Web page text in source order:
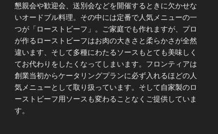
懇親会や歓迎会、送別会などを開催するときに欠かせな
いオードブル料理。その中には定番で人気メニューの一
つが「ローストビーフ」。ご家庭でも作れますが、プロ
が作るローストビーフはお肉の大きさと柔らかさが全然
違います、そして多種にわたるソースもとても美味しく
てお代わりをしたくなってしまいます。フロンティアは
創業当初からケータリングプランに必ず入れるほどの人
気メニューとして取り扱っています。そして自家製のロ
ーストビーフ用ソースも変わることなくご提供していま
す。